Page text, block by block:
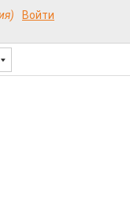
Войти